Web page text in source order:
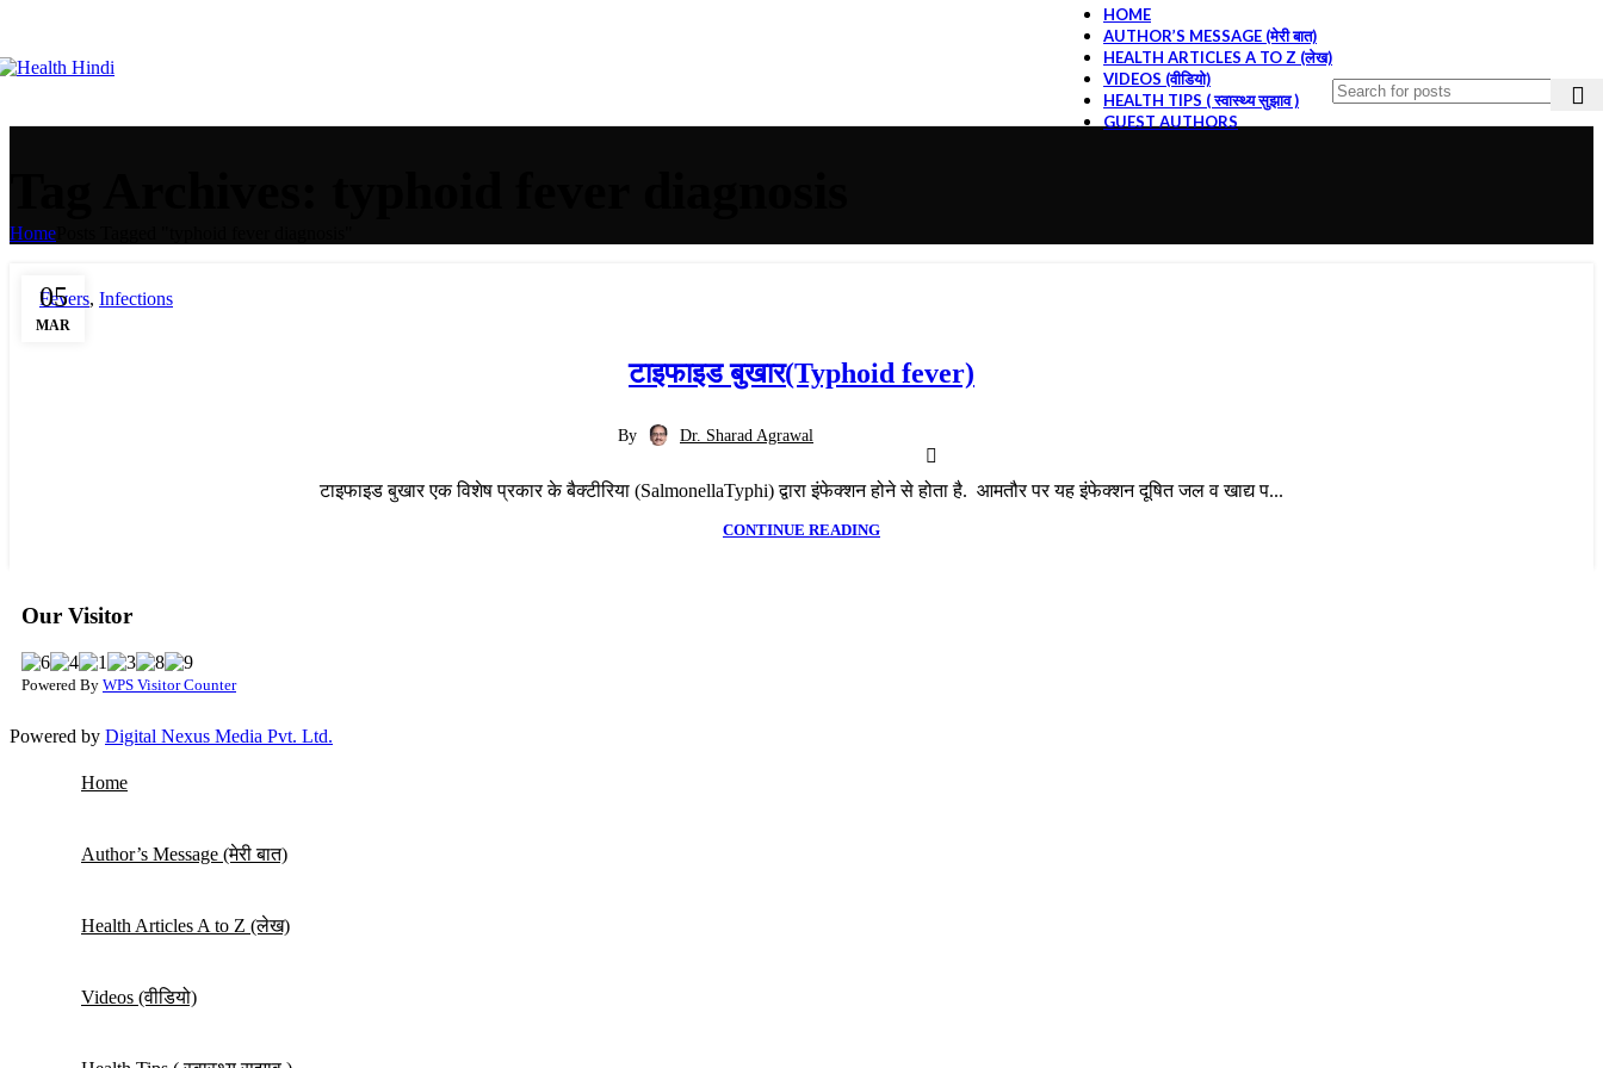
HOME
AUTHOR’S MESSAGE (मेरी बात)
HEALTH ARTICLES A TO Z (लेख)
VIDEOS (वीडियो)
HEALTH TIPS ( स्वास्थ्य सुझाव )
GUEST AUTHORS
Home
05
MAR
Fevers, Infections
टाइफाइड बुखार(Typhoid fever)
By Dr. Sharad Agrawal
टाइफाइड बुखार एक विशेष प्रकार के बैक्टीरिया (SalmonellaTyphi) द्वारा इंफेक्शन होने से होता है. आमतौर पर यह इंफेक्शन दूषित जल व खाद्य प...
CONTINUE READING
Our Visitor
Powered By WPS Visitor Counter
Powered by Digital Nexus Media Pvt. Ltd.
Home
Author’s Message (मेरी बात)
Health Articles A to Z (लेख)
Videos (वीडियो)